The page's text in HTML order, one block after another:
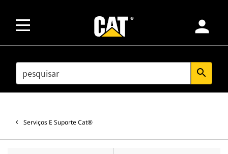
person
SEARCH search
Serviços E Suporte Cat®